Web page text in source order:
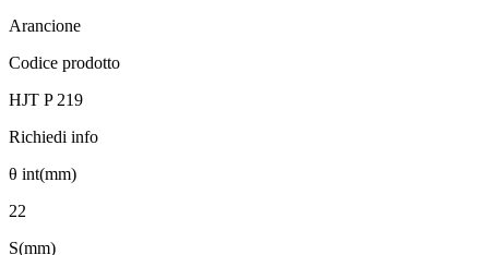
Arancione
Codice prodotto
HJT P 219
Richiedi info
θ int(mm)
22
S(mm)